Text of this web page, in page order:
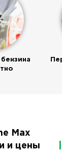
Max
и цены